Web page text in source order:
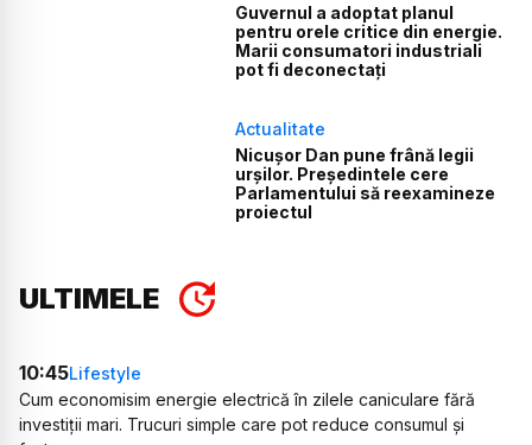
Guvernul a adoptat planul
pentru orele critice din energie.
Marii consumatori industriali
pot fi deconectați
Actualitate
Nicușor Dan pune frână legii
urșilor. Președintele cere
Parlamentului să reexamineze
proiectul
ULTIMELE
10:45Lifestyle
Cum economisim energie electrică în zilele caniculare fără
investiții mari. Trucuri simple care pot reduce consumul și